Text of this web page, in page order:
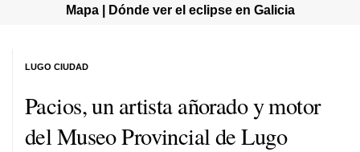
Mapa | Dónde ver el eclipse en Galicia
Pacios, un artista añorado y motor
del Museo Provincial de Lugo
LUGO CIUDAD